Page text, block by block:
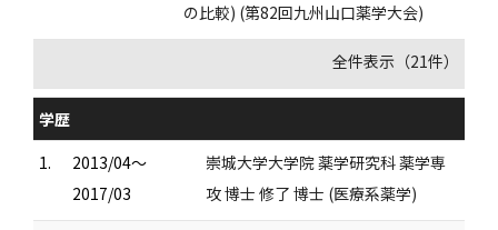
の比較) (第82回九州山口薬学大会)
全件表示（21件）
学歴
1.
2013/04～
2017/03
崇城大学大学院 薬学研究科 薬学専
攻 博士 修了 博士 (医療系薬学)